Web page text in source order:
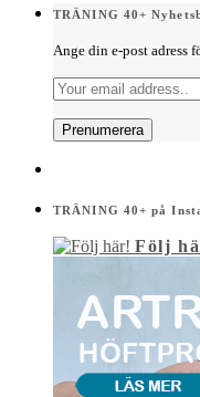
TRÄNING 40+
Ange din e-post adress
TRÄNING 40+ på
Följ